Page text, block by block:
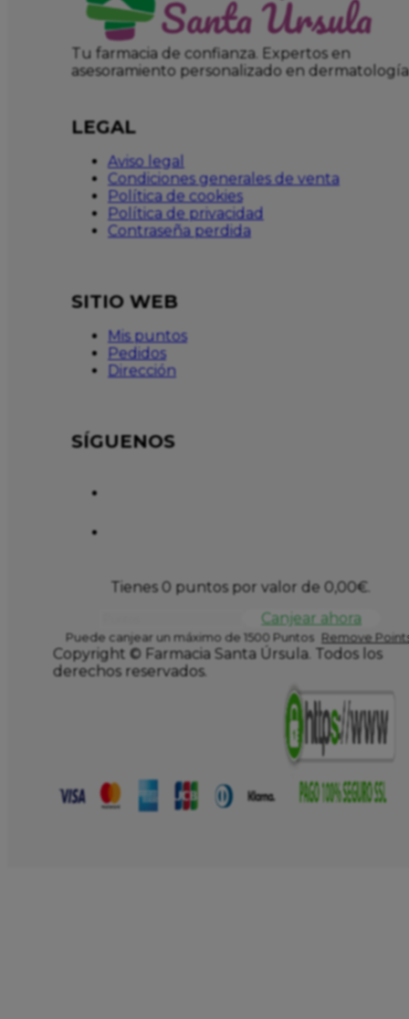
Tu farmacia de confianza. Expertos en
asesoramiento personalizado en dermatología
LEGAL
Aviso legal
Condiciones generales de venta
Política de cookies
Política de privacidad
Contraseña perdida
SITIO WEB
Mis puntos
Pedidos
Dirección
SÍGUENOS
Tienes 0 puntos por valor de 0,00€.
Canjear ahora
Puede canjear un máximo de 1500 Puntos Remove
Copyright © Farmacia Santa Úrsula. Todos los
derechos reservados.